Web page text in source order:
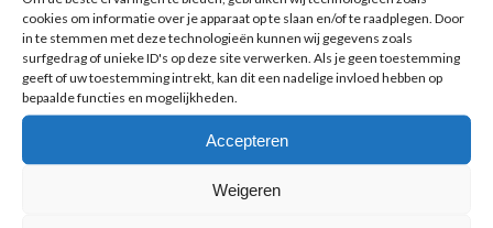
cookies om informatie over je apparaat op te slaan en/of te raadplegen. Door
in te stemmen met deze technologieën kunnen wij gegevens zoals
surfgedrag of unieke ID's op deze site verwerken. Als je geen toestemming
geeft of uw toestemming intrekt, kan dit een nadelige invloed hebben op
bepaalde functies en mogelijkheden.
Accepteren
Weigeren
hoe je in
balans bent